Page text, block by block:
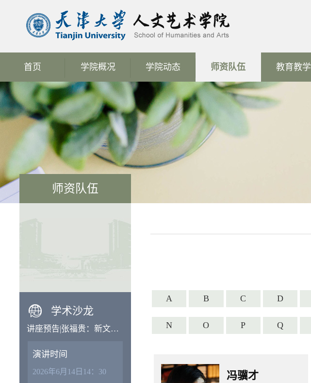
首页 学院概况 学院动态 师资队伍 教育教学
A B C D
N O P Q
冯骥才
师资队伍
学术沙龙
讲座预告|张福贵：新文科
关问题
演讲时间
2026年6月14日14：30